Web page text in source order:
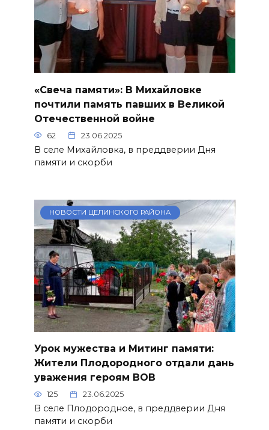
«Свеча памяти»: В Михайловке
почтили память павших в Великой
Отечественной войне
62 23.06.2025
В селе Михайловка, в преддверии Дня
памяти и скорби
НОВОСТИ ЦЕЛИНСКОГО РАЙОНА
Урок мужества и Митинг памяти:
Жители Плодородного отдали дань
уважения героям ВОВ
125 23.06.2025
В селе Плодородное, в преддверии Дня
памяти и скорби